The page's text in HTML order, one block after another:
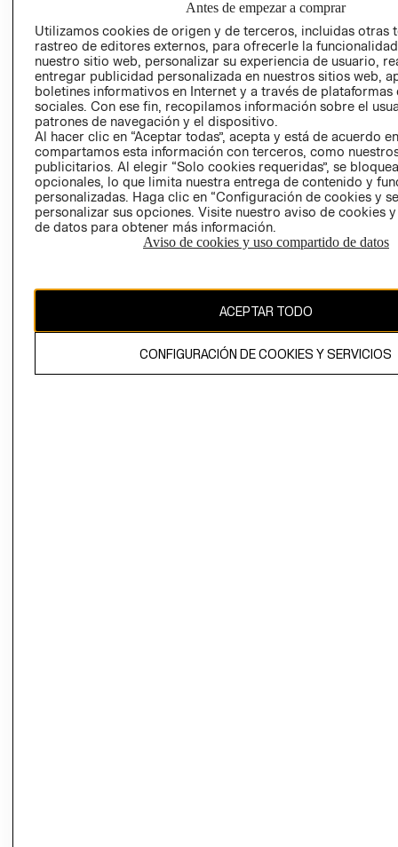
PRENSA
RELACIÓN CON
INVERSIONISTAS
POLÍTICA
EMPRESARIAL
- RETIRO EN
TIENDA
TÉRMINOS Y
CONDICIONES
PRIVACIDAD
GIFT CARD
AVISO DE
COOKIES
Chile ($)
Antes de empezar a comprar
Utilizamos cookies de origen y de terceros, incluidas otras
rastreo de editores externos, para ofrecerle la
nuestro sitio web, personalizar su experiencia de usuario,
entregar publicidad personalizada en nuestros sitios web,
boletines informativos en Internet y a través de plataformas
sociales. Con ese fin, recopilamos información sobre el
patrones de navegación y el dispositivo.
Al hacer clic en “Aceptar todas”, acepta y está de acuerdo
compartamos esta información con terceros, como
publicitarios. Al elegir “Solo cookies requeridas”, se
opcionales, lo que limita nuestra entrega de contenido y
personalizadas. Haga clic en “Configuración de cookies y
personalizar sus opciones. Visite nuestro aviso de cookies
de datos para obtener más información.
Aviso de cookies y uso compartido de datos
ACEPTAR TODO
CONFIGURACIÓN DE COOKIES Y SERVICIOS